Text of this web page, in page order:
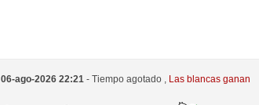
06-ago-2026 22:21 - Tiempo agotado , Las blancas ganan